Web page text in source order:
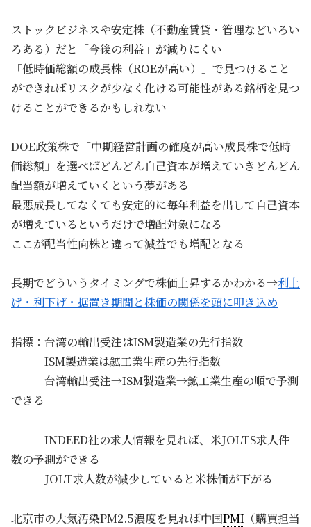
ストックビジネスや安定株（不動産賃貸・管理などいろい
ろある）だと「今後の利益」が減りにくい
「低時価総額の成長株（ROEが高い）」で見つけること
ができればリスクが少なく化ける可能性がある銘柄を見つ
けることができるかもしれない
DOE政策株で「中期経営計画の確度が高い成長株で低時
価総額」を選べばどんどん自己資本が増えていきどんどん
配当額が増えていくという夢がある
最悪成長してなくても安定的に毎年利益を出して自己資本
が増えているというだけで増配対象になる
ここが配当性向株と違って減益でも増配となる
長期でどういうタイミングで株価上昇するかわかる→利上
げ・利下げ・据置き期間と株価の関係を頭に叩き込め
指標：台湾の輸出受注はISM製造業の先行指数
ISM製造業は鉱工業生産の先行指数
台湾輸出受注→ISM製造業→鉱工業生産の順で予測
できる
INDEED社の求人情報を見れば、米JOLTS求人件
数の予測ができる
JOLT求人数が減少していると米株価が下がる
北京市の大気汚染PM2.5濃度を見れば中国PMI （購買担当